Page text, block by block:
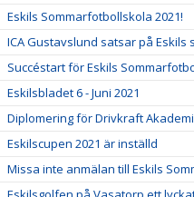
Eskils Sommarfotbollskola 2021!
ICA Gustavslund satsar på Eskils
Succéstart för Eskils
Eskilsbladet 6 - Juni 2021
Diplomering för Drivkraft Akademi
Eskilscupen 2021 är inställd
Missa inte anmälan till Eskils